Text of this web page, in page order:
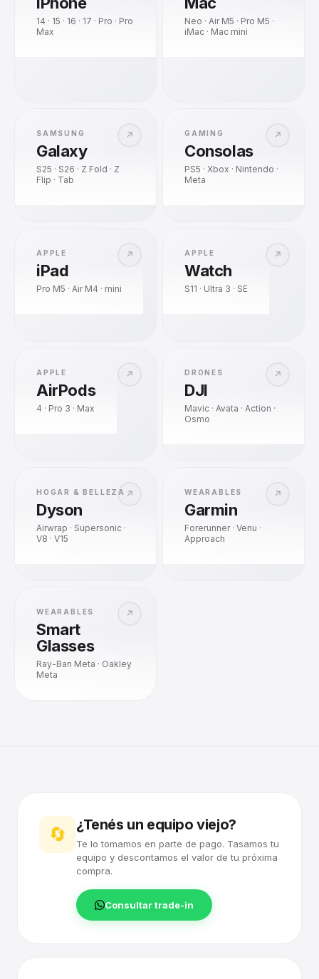
14 · 15 · 16 · 17 · Pro · Pro
Max
Neo · Air M5 · Pro M5 ·
iMac · Mac mini
↗
SAMSUNG
Galaxy
S25 · S26 · Z Fold · Z
Flip · Tab
↗
GAMING
Consolas
PS5 · Xbox · Nintendo ·
Meta
↗
APPLE
iPad
Pro M5 · Air M4 · mini
↗
APPLE
Watch
S11 · Ultra 3 · SE
↗
APPLE
AirPods
4 · Pro 3 · Max
↗
DRONES
DJI
Mavic · Avata · Action ·
Osmo
↗
HOGAR & BELLEZA
Dyson
Airwrap · Supersonic ·
V8 · V15
↗
WEARABLES
Garmin
Forerunner · Venu ·
Approach
↗
WEARABLES
Smart
Glasses
Ray-Ban Meta · Oakley
Meta
🔄 ¿Tenés un equipo viejo?
Te lo tomamos en parte de pago. Tasamos tu
equipo y descontamos el valor de tu próxima
compra.
Consultar trade-in